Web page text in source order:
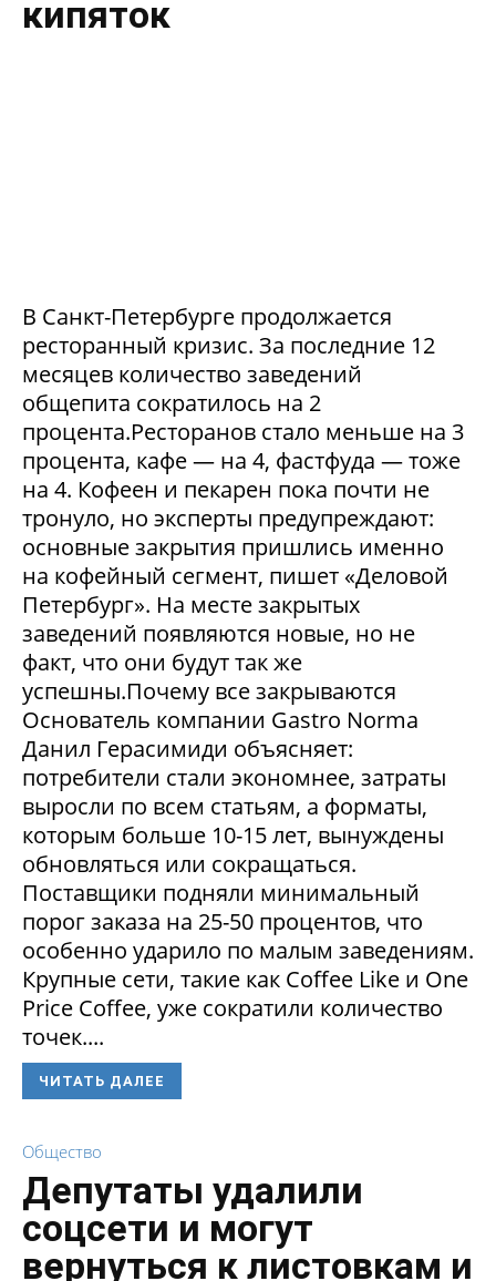
кипяток
В Санкт-Петербурге продолжается
ресторанный кризис. За последние 12
месяцев количество заведений
общепита сократилось на 2
процента.Ресторанов стало меньше на 3
процента, кафе — на 4, фастфуда — тоже
на 4. Кофеен и пекарен пока почти не
тронуло, но эксперты предупреждают:
основные закрытия пришлись именно
на кофейный сегмент, пишет «Деловой
Петербург». На месте закрытых
заведений появляются новые, но не
факт, что они будут так же
успешны.Почему все закрываются
Основатель компании Gastro Norma
Данил Герасимиди объясняет:
потребители стали экономнее, затраты
выросли по всем статьям, а форматы,
которым больше 10-15 лет, вынуждены
обновляться или сокращаться.
Поставщики подняли минимальный
порог заказа на 25-50 процентов, что
особенно ударило по малым заведениям.
Крупные сети, такие как Coffee Like и One
Price Coffee, уже сократили количество
точек....
ЧИТАТЬ ДАЛЕЕ
Общество
Депутаты удалили
соцсети и могут
вернуться к листовкам и